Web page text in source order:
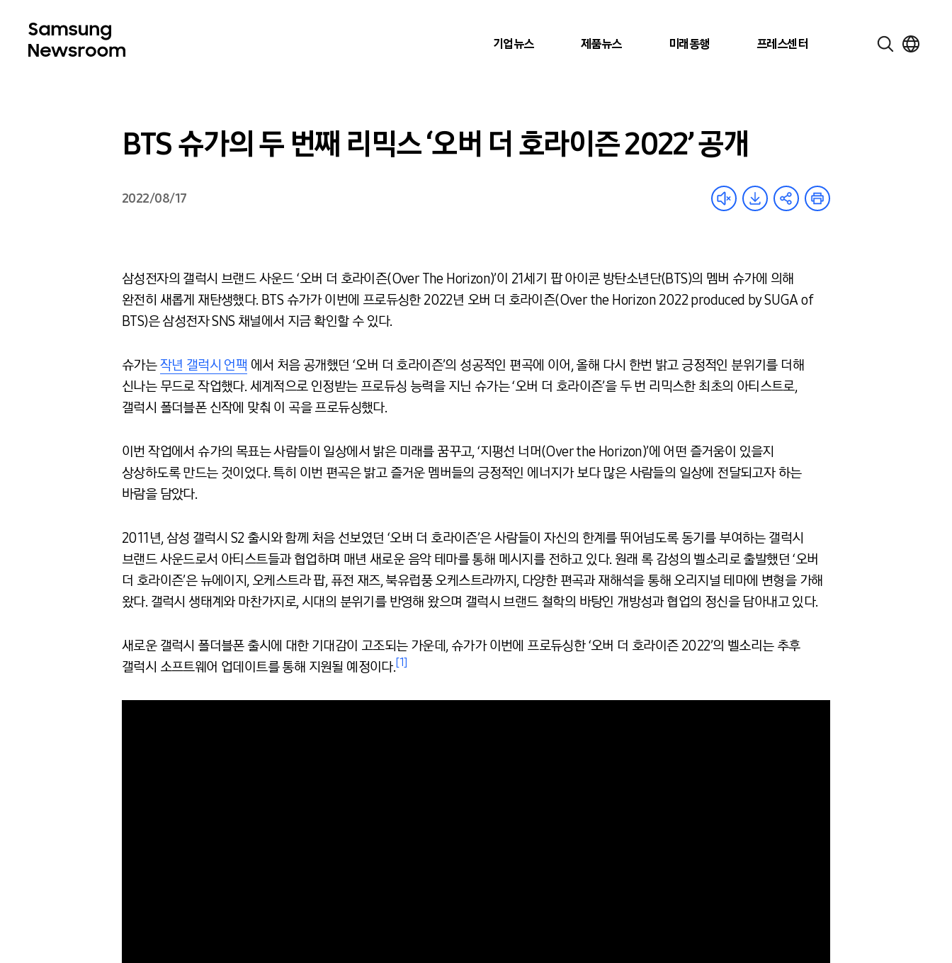
기업뉴스 제품뉴스 미래동행 프레스센터
BTS 슈가의 두 번째 리믹스 ‘오버 더 호라이즌 2022’ 공개
2022/08/17
삼성전자의 갤럭시 브랜드 사운드 ‘오버 더 호라이즌(Over The Horizon)’이 21세기 팝 아이콘 방탄소년단(BTS)의 멤버 슈가에 의해
완전히 새롭게 재탄생했다. BTS 슈가가 이번에 프로듀싱한 2022년 오버 더 호라이즌(Over the Horizon 2022 produced by SUGA of
BTS)은 삼성전자 SNS 채널에서 지금 확인할 수 있다.
슈가는작년 갤럭시 언팩 에서 처음 공개했던 ‘오버 더 호라이즌’의 성공적인 편곡에 이어, 올해 다시 한번 밝고 긍정적인 분위기를 더해
신나는 무드로 작업했다. 세계적으로 인정받는 프로듀싱 능력을 지닌 슈가는 ‘오버 더 호라이즌’을 두 번 리믹스한 최초의 아티스트로,
갤럭시 폴더블폰 신작에 맞춰 이 곡을 프로듀싱했다.
이번 작업에서 슈가의 목표는 사람들이 일상에서 밝은 미래를 꿈꾸고, ‘지평선 너머(Over the Horizon)’에 어떤 즐거움이 있을지
상상하도록 만드는 것이었다. 특히 이번 편곡은 밝고 즐거운 멤버들의 긍정적인 에너지가 보다 많은 사람들의 일상에 전달되고자 하는
바람을 담았다.
2011년, 삼성 갤럭시 S2 출시와 함께 처음 선보였던 ‘오버 더 호라이즌’은 사람들이 자신의 한계를 뛰어넘도록 동기를 부여하는 갤럭시
브랜드 사운드로서 아티스트들과 협업하며 매년 새로운 음악 테마를 통해 메시지를 전하고 있다. 원래 록 감성의 벨소리로 출발했던 ‘오버
더 호라이즌’은 뉴에이지, 오케스트라 팝, 퓨전 재즈, 북유럽풍 오케스트라까지, 다양한 편곡과 재해석을 통해 오리지널 테마에 변형을 가해
왔다. 갤럭시 생태계와 마찬가지로, 시대의 분위기를 반영해 왔으며 갤럭시 브랜드 철학의 바탕인 개방성과 협업의 정신을 담아내고 있다.
새로운 갤럭시 폴더블폰 출시에 대한 기대감이 고조되는 가운데, 슈가가 이번에 프로듀싱한 ‘오버 더 호라이즌 2022’의 벨소리는 추후
갤럭시 소프트웨어 업데이트를 통해 지원될 예정이다.[1]